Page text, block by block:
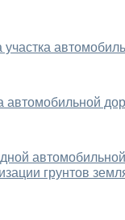
автомобильной
грунтов